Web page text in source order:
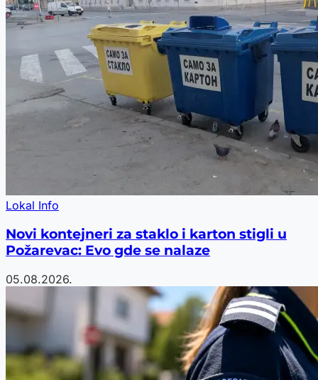
Lokal Info
Novi kontejneri za staklo i karton stigli u
Požarevac: Evo gde se nalaze
05.08.2026.